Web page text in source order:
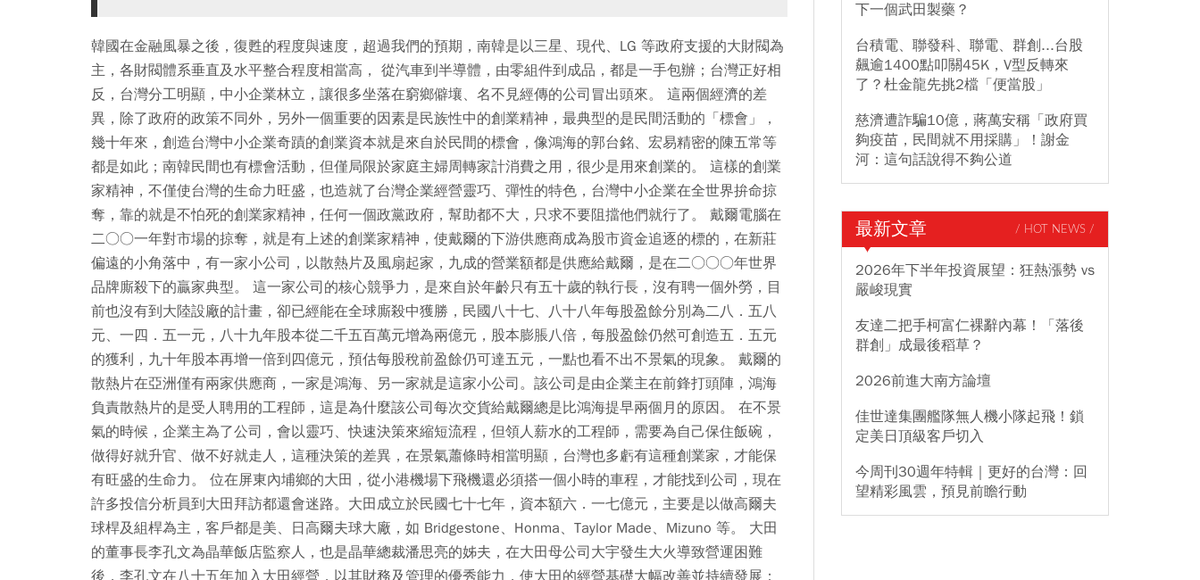
韓國在金融風暴之後，復甦的程度與速度，超過我們的預期，南韓是以三星、現代、LG 等政府支援的大財閥為
主，各財閥體系垂直及水平整合程度相當高， 從汽車到半導體，由零組件到成品，都是一手包辦；台灣正好相
反，台灣分工明顯，中小企業林立，讓很多坐落在窮鄉僻壤、名不見經傳的公司冒出頭來。 這兩個經濟的差
異，除了政府的政策不同外，另外一個重要的因素是民族性中的創業精神，最典型的是民間活動的「標會」，
幾十年來，創造台灣中小企業奇蹟的創業資本就是來自於民間的標會，像鴻海的郭台銘、宏易精密的陳五常等
都是如此；南韓民間也有標會活動，但僅局限於家庭主婦周轉家計消費之用，很少是用來創業的。 這樣的創業
家精神，不僅使台灣的生命力旺盛，也造就了台灣企業經營靈巧、彈性的特色，台灣中小企業在全世界拚命掠
奪，靠的就是不怕死的創業家精神，任何一個政黨政府，幫助都不大，只求不要阻擋他們就行了。 戴爾電腦在
二○○一年對市場的掠奪，就是有上述的創業家精神，使戴爾的下游供應商成為股市資金追逐的標的，在新莊
偏遠的小角落中，有一家小公司，以散熱片及風扇起家，九成的營業額都是供應給戴爾，是在二○○○年世界
品牌廝殺下的贏家典型。 這一家公司的核心競爭力，是來自於年齡只有五十歲的執行長，沒有聘一個外勞，目
前也沒有到大陸設廠的計畫，卻已經能在全球廝殺中獲勝，民國八十七、八十八年每股盈餘分別為二八．五八
元、一四．五一元，八十九年股本從二千五百萬元增為兩億元，股本膨脹八倍，每股盈餘仍然可創造五．五元
的獲利，九十年股本再增一倍到四億元，預估每股稅前盈餘仍可達五元，一點也看不出不景氣的現象。 戴爾的
散熱片在亞洲僅有兩家供應商，一家是鴻海、另一家就是這家小公司。該公司是由企業主在前鋒打頭陣，鴻海
負責散熱片的是受人聘用的工程師，這是為什麼該公司每次交貨給戴爾總是比鴻海提早兩個月的原因。 在不景
氣的時候，企業主為了公司，會以靈巧、快速決策來縮短流程，但領人薪水的工程師，需要為自己保住飯碗，
做得好就升官、做不好就走人，這種決策的差異，在景氣蕭條時相當明顯，台灣也多虧有這種創業家，才能保
有旺盛的生命力。 位在屏東內埔鄉的大田，從小港機場下飛機還必須搭一個小時的車程，才能找到公司，現在
許多投信分析員到大田拜訪都還會迷路。大田成立於民國七十七年，資本額六．一七億元，主要是以做高爾夫
球桿及組桿為主，客戶都是美、日高爾夫球大廠，如 Bridgestone、Honma、Taylor Made、Mizuno 等。 大田
的董事長李孔文為晶華飯店監察人，也是晶華總裁潘思亮的姊夫，在大田母公司大宇發生大火導致營運困難
後，李孔文在八十五年加入大田經營，以其財務及管理的優秀能力，使大田的經營基礎大幅改善並持續發展；
下一個武田製藥？
台積電、聯發科、聯電、群創...台股
飆逾1400點叩關45K，V型反轉來
了？杜金龍先挑2檔「便當股」
慈濟遭詐騙10億，蔣萬安稱「政府買
夠疫苗，民間就不用採購」！謝金
河：這句話說得不夠公道
最新文章 / HOT NEWS /
2026年下半年投資展望：狂熱漲勢 vs
嚴峻現實
友達二把手柯富仁裸辭內幕！「落後
群創」成最後稻草？
2026前進大南方論壇
佳世達集團艦隊無人機小隊起飛！鎖
定美日頂級客戶切入
今周刊30週年特輯｜更好的台灣：回
望精彩風雲，預見前瞻行動